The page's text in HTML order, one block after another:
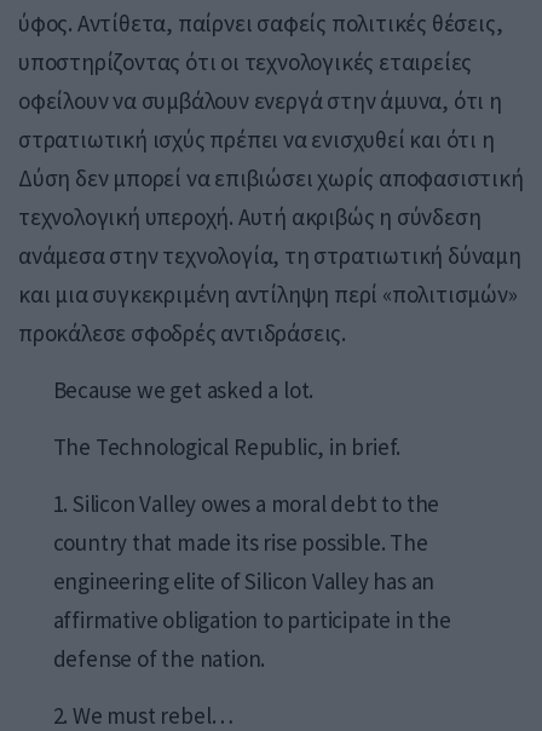
ύφος. Αντίθετα, παίρνει σαφείς πολιτικές θέσεις,
υποστηρίζοντας ότι οι τεχνολογικές εταιρείες
οφείλουν να συμβάλουν ενεργά στην άμυνα, ότι η
στρατιωτική ισχύς πρέπει να ενισχυθεί και ότι η
Δύση δεν μπορεί να επιβιώσει χωρίς αποφασιστική
τεχνολογική υπεροχή. Αυτή ακριβώς η σύνδεση
ανάμεσα στην τεχνολογία, τη στρατιωτική δύναμη
και μια συγκεκριμένη αντίληψη περί «πολιτισμών»
προκάλεσε σφοδρές αντιδράσεις.
Because we get asked a lot.
The Technological Republic, in brief.
1. Silicon Valley owes a moral debt to the
country that made its rise possible. The
engineering elite of Silicon Valley has an
affirmative obligation to participate in the
defense of the nation.
2. We must rebel…